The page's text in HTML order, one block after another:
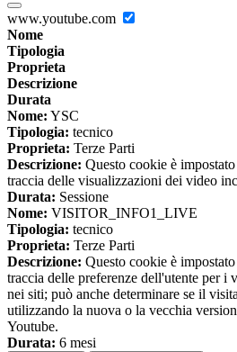
www.youtube.com
Nome
Tipologia
Proprieta
Descrizione
Durata
Nome: YSC
Tipologia: tecnico
Proprieta: Terze Parti
Descrizione: Questo cookie è
traccia delle visualizzazioni dei video
Durata: Sessione
Nome: VISITOR_INFO1_LIVE
Tipologia: tecnico
Proprieta: Terze Parti
Descrizione: Questo cookie è
traccia delle preferenze dell'utente per i
nei siti; può anche determinare se il
utilizzando la nuova o la vecchia
Youtube.
Durata: 6 mesi